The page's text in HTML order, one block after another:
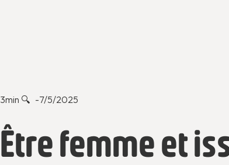
3min 🔍 -7/5/2025
Être femme et